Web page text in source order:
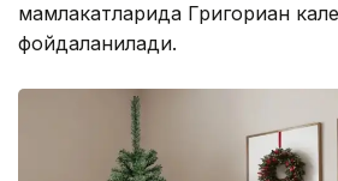
мамлакатларида Григориан
фойдаланилади.